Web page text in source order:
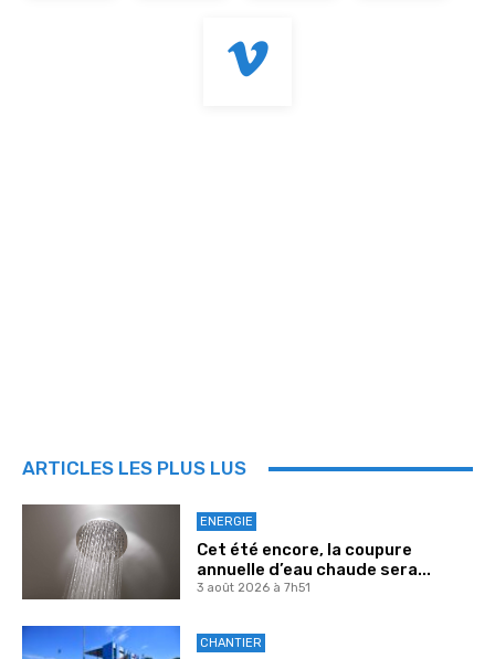
ARTICLES LES PLUS LUS
ENERGIE
Cet été encore, la coupure
annuelle d’eau chaude sera...
3 août 2026 à 7h51
CHANTIER